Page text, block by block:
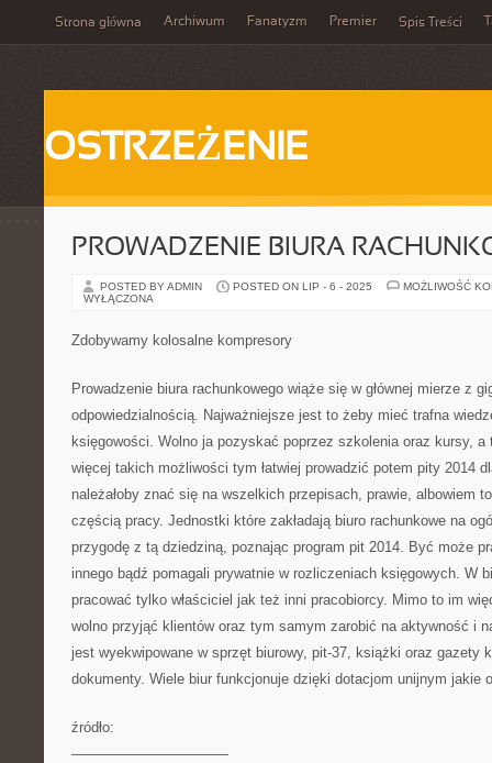
Strona główna Archiwum Fanatyzm Premier Spis Treści
OSTRZEŻENIE
PROWADZENIE BIURA
POSTED BY ADMIN POSTED ON LIP - 6 - 2025
MOŻLIWOŚĆ
WYŁĄCZONA
Zdobywamy kolosalne kompresory
Prowadzenie biura rachunkowego wiąże się w głównej mierze z
odpowiedzialnością. Najważniejsze jest to żeby mieć trafna
księgowości. Wolno ja pozyskać poprzez szkolenia oraz kursy,
więcej takich możliwości tym łatwiej prowadzić potem pity 2014
należałoby znać się na wszelkich przepisach, prawie, albowiem
częścią pracy. Jednostki które zakładają biuro rachunkowe na
przygodę z tą dziedziną, poznając program pit 2014. Być może
innego bądź pomagali prywatnie w rozliczeniach księgowych. W
pracować tylko właściciel jak też inni pracobiorcy. Mimo to im
wolno przyjąć klientów oraz tym samym zarobić na aktywność i
jest wyekwipowane w sprzęt biurowy, pit-37, książki oraz gazety
dokumenty. Wiele biur funkcjonuje dzięki dotacjom unijnym jakie
źródło:
———————————